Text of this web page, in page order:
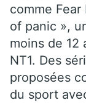
comme
of panic »,
moins de 12
NT1. Des
proposées
du sport